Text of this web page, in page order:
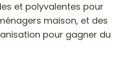
et polyvalentes pour
maison, et des
pour gagner du